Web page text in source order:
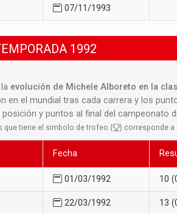
07/11/1993
1992
evolución de Michele Alboreto en la
en el mundial tras cada carrera y los
posición y puntos al final del campeonato
que tiene el simbolo de trofeo ( ) corresponde a
Fecha
01/03/1992 10
22/03/1992 13